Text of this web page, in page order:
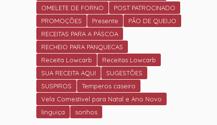
OMELETE DE FORNO
POST PATROCINADO
PROMOÇÕES
Presente
PÃO DE QUEIJO
RECEITAS PARA A PÁSCOA
RECHEIO PARA PANQUECAS
Receita Lowcarb
Receitas Lowcarb
SUA RECEITA AQUI
SUGESTÕES
SUSPIROS
Temperos caseiro
Vela Comestivel para Natal e Ano Novo
linguiça
sonhos